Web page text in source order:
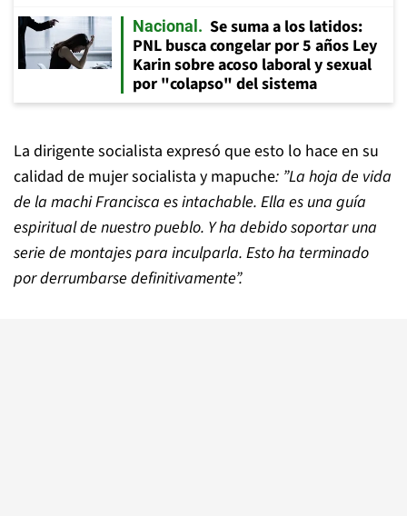
Nacional
Se suma a los latidos:
PNL busca congelar por 5 años Ley
Karin sobre acoso laboral y sexual
por "colapso" del sistema
La dirigente socialista expresó que esto lo hace en su
calidad de mujer socialista y mapuche: ”La hoja de vida
de la machi Francisca es intachable. Ella es una guía
espiritual de nuestro pueblo. Y ha debido soportar una
serie de montajes para inculparla. Esto ha terminado
por derrumbarse definitivamente”.